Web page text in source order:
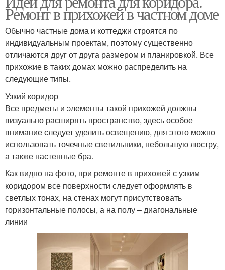
Ремонт в прихожей в частном доме
Обычно частные дома и коттеджи строятся по
индивидуальным проектам, поэтому существенно
отличаются друг от друга размером и планировкой. Все
прихожие в таких домах можно распределить на
следующие типы.
Узкий коридор
Все предметы и элементы такой прихожей должны
визуально расширять пространство, здесь особое
внимание следует уделить освещению, для этого можно
использовать точечные светильники, небольшую люстру,
а также настенные бра.
Как видно на фото, при ремонте в прихожей с узким
коридором все поверхности следует оформлять в
светлых тонах, на стенах могут присутствовать
горизонтальные полосы, а на полу – диагональные
линии